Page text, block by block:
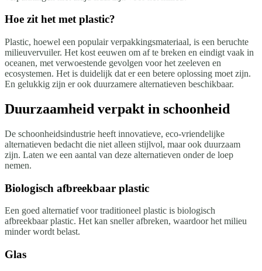
Hoe zit het met plastic?
Plastic, hoewel een populair verpakkingsmateriaal, is een beruchte
milieuvervuiler. Het kost eeuwen om af te breken en eindigt vaak in
oceanen, met verwoestende gevolgen voor het zeeleven en
ecosystemen. Het is duidelijk dat er een betere oplossing moet zijn.
En gelukkig zijn er ook duurzamere alternatieven beschikbaar.
Duurzaamheid verpakt in schoonheid
De schoonheidsindustrie heeft innovatieve, eco-vriendelijke
alternatieven bedacht die niet alleen stijlvol, maar ook duurzaam
zijn. Laten we een aantal van deze alternatieven onder de loep
nemen.
Biologisch afbreekbaar plastic
Een goed alternatief voor traditioneel plastic is biologisch
afbreekbaar plastic. Het kan sneller afbreken, waardoor het milieu
minder wordt belast.
Glas